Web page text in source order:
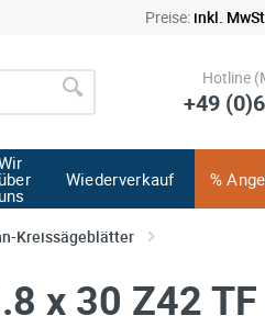
Preise: inkl. MwSt
Hotline
+49
über
uns
Wiederverkauf %
Kreissägeblätter
x 30 Z42